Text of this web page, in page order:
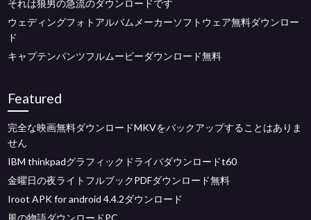
それは狼男の急流のダウンロードです
ウェディングフォトアルバムメーカーソフトウェア無料ダウンロー
ド
キャプテンパンツフルムービーダウンロード無料
Featured
完全な映画無料ダウンロードMKVをバックアップすることはありま
せん
IBM thinkpadグラフィックドライバダウンロードt60
金曜日の夜ライトフルブックPDFダウンロード無料
Iroot APK for android 4.4.2ダウンロード
風の物語ダウンロードPC